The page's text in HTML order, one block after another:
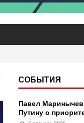
СОБЫТИЯ
Павел
Путину о